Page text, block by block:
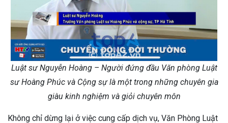
Luật sư Nguyễn Hoàng – Người đứng đầu Văn phòng Luật
sư Hoàng Phúc và Cộng sự là một trong những chuyên gia
giàu kinh nghiệm và giỏi chuyên môn
Không chỉ dừng lại ở việc cung cấp dịch vụ, Văn Phòng Luật